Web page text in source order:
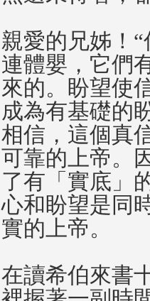
親愛的兄姊！
連體嬰，它們
來的。盼望使
成為有基礎的
相信，這個真
可靠的上帝。
了有「實底」
心和盼望是同
實的上帝。
在讀希伯來書